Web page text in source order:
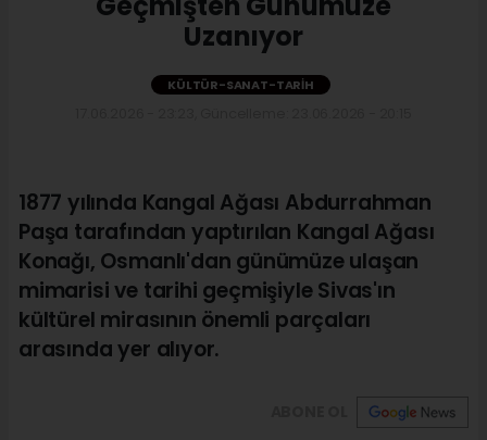
Uzanıyor
KÜLTÜR-SANAT-TARIH
1877 yılında Kangal Ağası Abdurrahman
Paşa tarafından yaptırılan Kangal Ağası
Konağı, Osmanlı'dan günümüze ulaşan
mimarisi ve tarihi geçmişiyle Sivas'ın
kültürel mirasının önemli parçaları
arasında yer alıyor.